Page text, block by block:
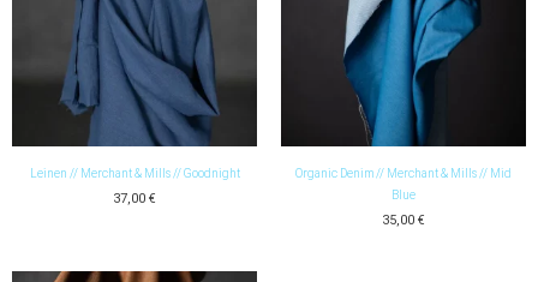
Leinen // Merchant & Mills // Goodnight
37,00 €
Organic Denim // Merchant & Mills // Mid
Blue
35,00 €